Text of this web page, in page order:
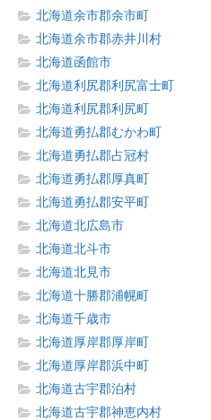
北海道余市郡余市町
北海道余市郡赤井川村
北海道函館市
北海道利尻郡利尻富士町
北海道利尻郡利尻町
北海道勇払郡むかわ町
北海道勇払郡占冠村
北海道勇払郡厚真町
北海道勇払郡安平町
北海道北広島市
北海道北斗市
北海道北見市
北海道十勝郡浦幌町
北海道千歳市
北海道厚岸郡厚岸町
北海道厚岸郡浜中町
北海道古宇郡泊村
北海道古宇郡神恵内村